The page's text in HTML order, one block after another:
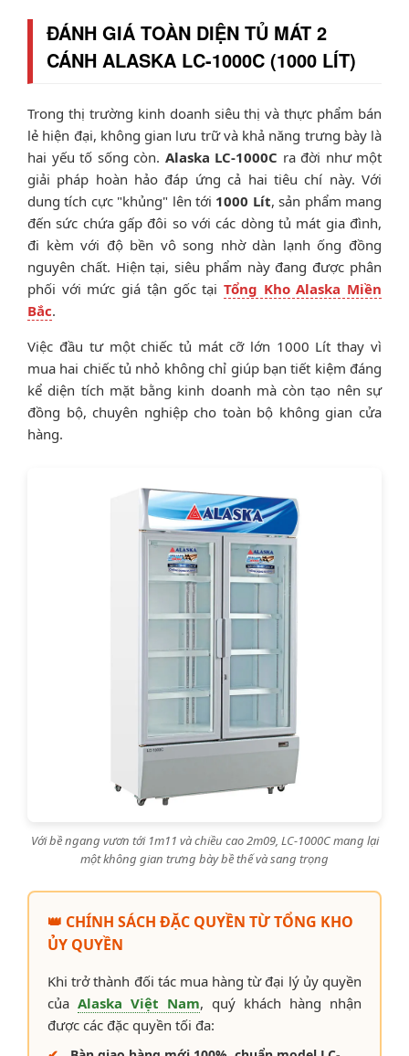
ĐÁNH GIÁ TOÀN DIỆN TỦ MÁT 2
CÁNH ALASKA LC-1000C (1000 LÍT)
Trong thị trường kinh doanh siêu thị và thực phẩm bán
lẻ hiện đại, không gian lưu trữ và khả năng trưng bày là
hai yếu tố sống còn. Alaska LC-1000C ra đời như một
giải pháp hoàn hảo đáp ứng cả hai tiêu chí này. Với
dung tích cực "khủng" lên tới 1000 Lít, sản phẩm mang
đến sức chứa gấp đôi so với các dòng tủ mát gia đình,
đi kèm với độ bền vô song nhờ dàn lạnh ống đồng
nguyên chất. Hiện tại, siêu phẩm này đang được phân
phối với mức giá tận gốc tại Tổng Kho Alaska Miền
Bắc.
Việc đầu tư một chiếc tủ mát cỡ lớn 1000 Lít thay vì
mua hai chiếc tủ nhỏ không chỉ giúp bạn tiết kiệm đáng
kể diện tích mặt bằng kinh doanh mà còn tạo nên sự
đồng bộ, chuyên nghiệp cho toàn bộ không gian cửa
hàng.
Với bề ngang vươn tới 1m11 và chiều cao 2m09, LC-1000C mang lại
một không gian trưng bày bề thế và sang trọng
👑 CHÍNH SÁCH ĐẶC QUYỀN TỪ TỔNG KHO
ỦY QUYỀN
Khi trở thành đối tác mua hàng từ đại lý ủy quyền
của Alaska Việt Nam, quý khách hàng nhận
được các đặc quyền tối đa: